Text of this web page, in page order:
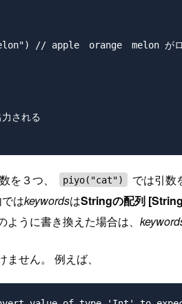
// apple　orange　melon がロ
される
を３つ、 piyo("cat")
では引数
はkeywordsはStringの配列
ように書き換えた場合は、
せん。 例えば、